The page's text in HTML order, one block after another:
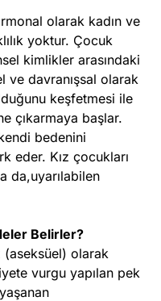
olarak kadın ve
yoktur. Çocuk
kimlikler arasındaki
ve davranışsal olarak
keşfetmesi ile
çıkarmaya başlar.
bedenini
eder. Kız çocukları
da,uyarılabilen
Belirler?
(aseksüel) olarak
vurgu yapılan pek